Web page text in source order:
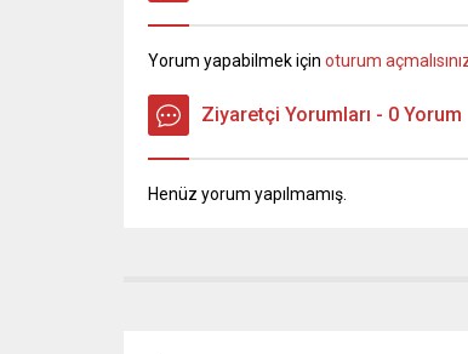
Yorum yapabilmek için oturum
Ziyaretçi Yorumları - 0 Yorum
Henüz yorum yapılmamış.